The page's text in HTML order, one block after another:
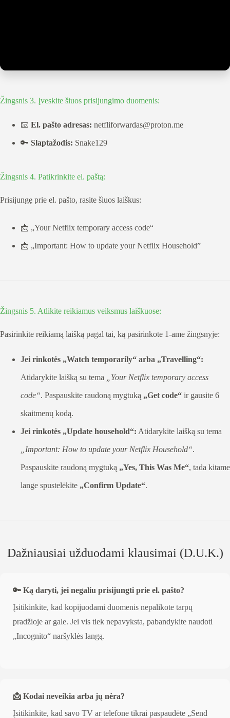
Žingsnis 3. Įveskite šiuos prisijungimo duomenis:
📧 El. pašto adresas: netfliforwardas@proton.me
🔑 Slaptažodis: Snake129
Žingsnis 4. Patikrinkite el. paštą:
Prisijungę prie el. pašto, rasite šiuos laiškus:
📩 „Your Netflix temporary access code“
📩 „Important: How to update your Netflix Household”
Žingsnis 5. Atlikite reikiamus veiksmus laiškuose:
Pasirinkite reikiamą laišką pagal tai, ką pasirinkote 1-ame žingsnyje:
Jei rinkotės „Watch temporarily“ arba „Travelling“:
Atidarykite laišką su tema „Your Netflix temporary access
code“. Paspauskite raudoną mygtuką „Get code“ ir gausite 6
skaitmenų kodą.
Jei rinkotės „Update household“: Atidarykite laišką su tema
„Important: How to update your Netflix Household“.
Paspauskite raudoną mygtuką „Yes, This Was Me“, tada kitame
lange spustelėkite „Confirm Update“.
Dažniausiai užduodami klausimai (D.U.K.)
🔑 Ką daryti, jei negaliu prisijungti prie el. pašto?
Įsitikinkite, kad kopijuodami duomenis nepalikote tarpų
pradžioje ar gale. Jei vis tiek nepavyksta, pabandykite naudoti
„Incognito“ naršyklės langą.
📩 Kodai neveikia arba jų nėra?
Įsitikinkite, kad savo TV ar telefone tikrai paspaudėte „Send